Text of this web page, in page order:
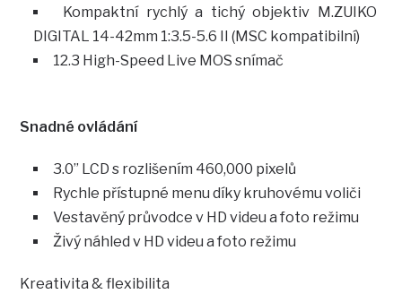
Kompaktní rychlý a tichý objektiv M.ZUIKO
DIGITAL 14-42mm 1:3.5-5.6 II (MSC kompatibilní)
12.3 High-Speed Live MOS snímač
Snadné ovládání
3.0” LCD s rozlišením 460,000 pixelů
Rychle přístupné menu díky kruhovému voliči
Vestavěný průvodce v HD videu a foto režimu
Živý náhled v HD videu a foto režimu
Kreativita & flexibilita